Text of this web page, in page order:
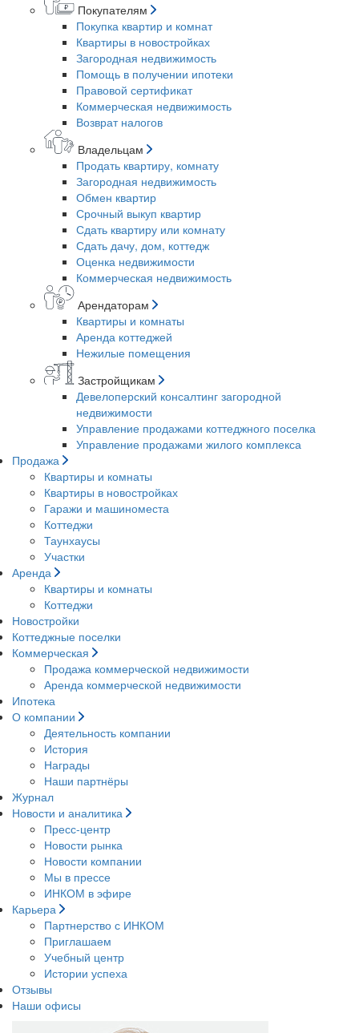
Покупателям
Покупка квартир и комнат
Квартиры в новостройках
Загородная недвижимость
Помощь в получении ипотеки
Правовой сертификат
Коммерческая недвижимость
Возврат налогов
Владельцам
Продать квартиру, комнату
Загородная недвижимость
Обмен квартир
Срочный выкуп квартир
Сдать квартиру или комнату
Сдать дачу, дом, коттедж
Оценка недвижимости
Коммерческая недвижимость
Арендаторам
Квартиры и комнаты
Аренда коттеджей
Нежилые помещения
Застройщикам
Девелоперский консалтинг загородной
недвижимости
Управление продажами коттеджного поселка
Управление продажами жилого комплекса
Продажа
Квартиры и комнаты
Квартиры в новостройках
Гаражи и машиноместа
Коттеджи
Таунхаусы
Участки
Аренда
Квартиры и комнаты
Коттеджи
Новостройки
Коттеджные поселки
Коммерческая
Продажа коммерческой недвижимости
Аренда коммерческой недвижимости
Ипотека
О компании
Деятельность компании
История
Награды
Наши партнёры
Журнал
Новости и аналитика
Пресс-центр
Новости рынка
Новости компании
Мы в прессе
ИНКОМ в эфире
Карьера
Партнерство с ИНКОМ
Приглашаем
Учебный центр
Истории успеха
Отзывы
Наши офисы